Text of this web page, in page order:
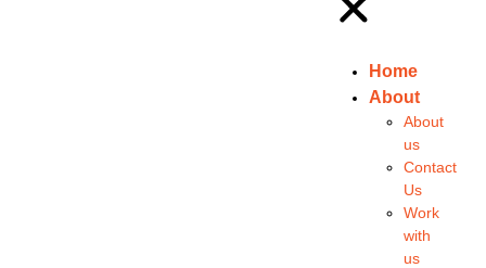
Home
About
About
us
Contact
Us
Work
with
us